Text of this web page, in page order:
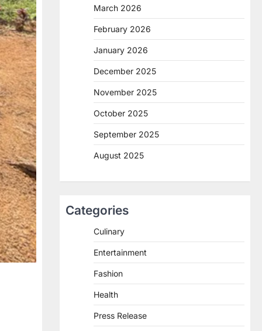
March 2026
February 2026
January 2026
December 2025
November 2025
October 2025
September 2025
August 2025
Categories
Culinary
Entertainment
Fashion
Health
Press Release